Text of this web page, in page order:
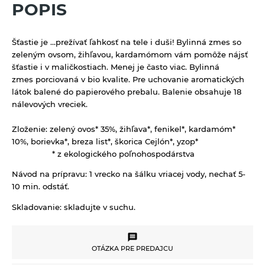
Feel eco upratovanie
Kávoviny
Bujóny
Morská soľ
Pochutiny
Špeciality so soľou
Zmesi korenia
Múky a krupice
Celozrnné múky a krupice
Chlebové múky
Nátierky, horčice, kečupy, omáčky
Horčice
Omáčky
Nápoje
100% ovocné šťavy
Energetické prírodné nápoje
Limonády a shoty mellos
Octy, mäsové výrobky, oleje
Oleje
Mäsové výrobky
Prírodná kozmetika
Balzamy na pery
Tuhé mydlá
Vlasová prírodná kozmetika
Pudingy a dezerty
Dezerty
Pufované a extrudované výrobky
Sirupy bylinkové s trstinovým cukrom
Sterilizovaná zelenina
POPIS
Šťastie je ...prežívať ľahkosť na tele i duši! Bylinná zmes so
zeleným ovsom, žihľavou, kardamómom vám pomôže nájsť
šťastie i v maličkostiach. Menej je často viac. Bylinná
zmes porciovaná v bio kvalite. Pre uchovanie aromatických
látok balené do papierového prebalu. Balenie obsahuje 18
nálevových vreciek.
Zloženie: zelený ovos* 35%, žihľava*, fenikel*, kardamóm*
10%, borievka*, breza list*, škorica Cejlón*, yzop*
* z ekologického poľnohospodárstva
Návod na prípravu: 1 vrecko na šálku vriacej vody, nechať 5-
10 min. odstáť.
Skladovanie: skladujte v suchu.
OTÁZKA PRE PREDAJCU